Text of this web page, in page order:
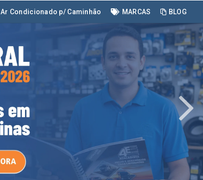
Ar Condicionado p/ Caminhão MARCAS BLOG